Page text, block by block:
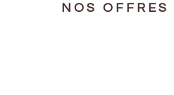
NOS OFFRES